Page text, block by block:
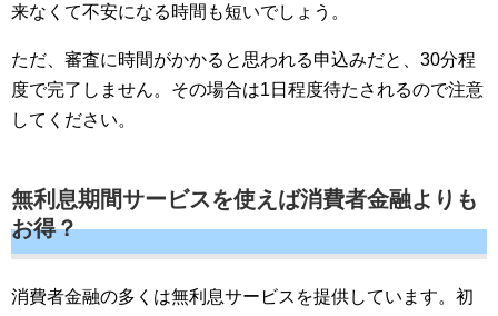
来なくて不安になる時間も短いでしょう。
ただ、審査に時間がかかると思われる申込みだと、30分程
度で完了しません。その場合は1日程度待たされるので注意
してください。
無利息期間サービスを使えば消費者金融よりも
お得？
消費者金融の多くは無利息サービスを提供しています。初